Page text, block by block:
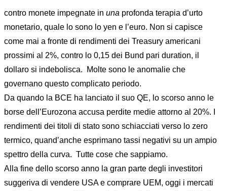
contro monete impegnate in una profonda terapia d’urto
monetario, quale lo sono lo yen e l’euro. Non si capisce
come mai a fronte di rendimenti dei Treasury americani
prossimi al 2%, contro lo 0,15 dei Bund pari duration, il
dollaro si indebolisca. Molte sono le anomalie che
governano questo complicato periodo.
Da quando la BCE ha lanciato il suo QE, lo scorso anno le
borse dell’Eurozona accusa perdite medie attorno al 20%. I
rendimenti dei titoli di stato sono schiacciati verso lo zero
termico, quand’anche esprimano tassi negativi su un ampio
spettro della curva. Tutte cose che sappiamo.
Alla fine dello scorso anno la gran parte degli investitori
suggeriva di vendere USA e comprare UEM, oggi i mercati